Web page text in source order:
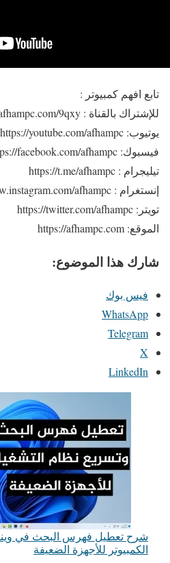
تابع افهم كمبيوتر :
للإشتراك بالقناة : https://afhampc.com/9qxy
يوتيوب: https://youtube.com/afhampc
فيسبوك: https://facebook.com/afhampc
تيليجرام : https://t.me/afhampc
إنستغرام : https://www.instagram.com/afhampc/
تويتر: https://twitter.com/afhampc
الموقع: https://afhampc.com
شارك هذا الموضوع:
فيس بوك
WhatsApp
Telegram
X
LinkedIn
الكمبيوتر للأجهزة الضعيفة